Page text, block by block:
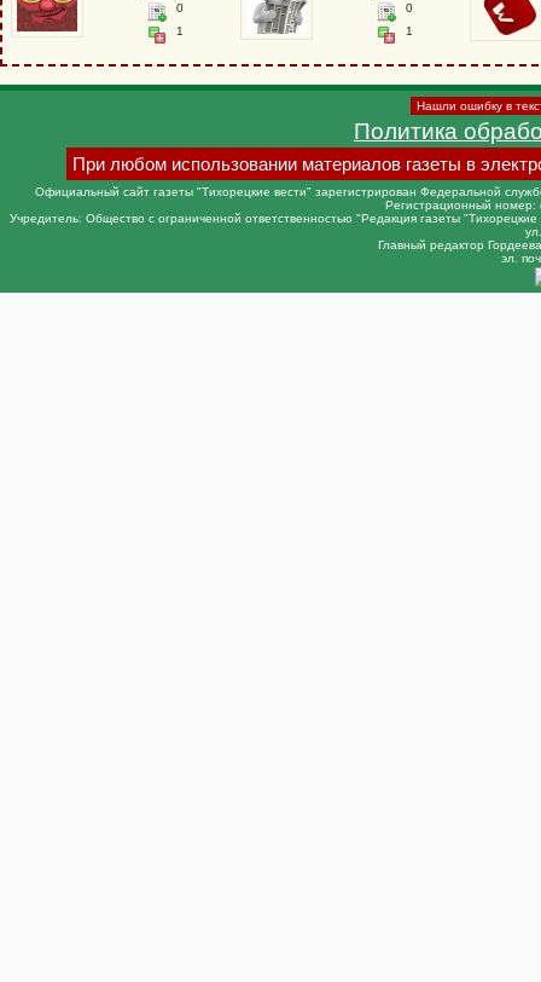
0
1
0
1
Нашли ошибку в
Политика
При любом использовании материалов газеты в
Официальный сайт газеты "Тихорецкие вести" зарегистрирован Федеральной
Регистрационный
Учредитель: Общество с ограниченной ответственностью "Редакция газеты
Главный редактор
эл.